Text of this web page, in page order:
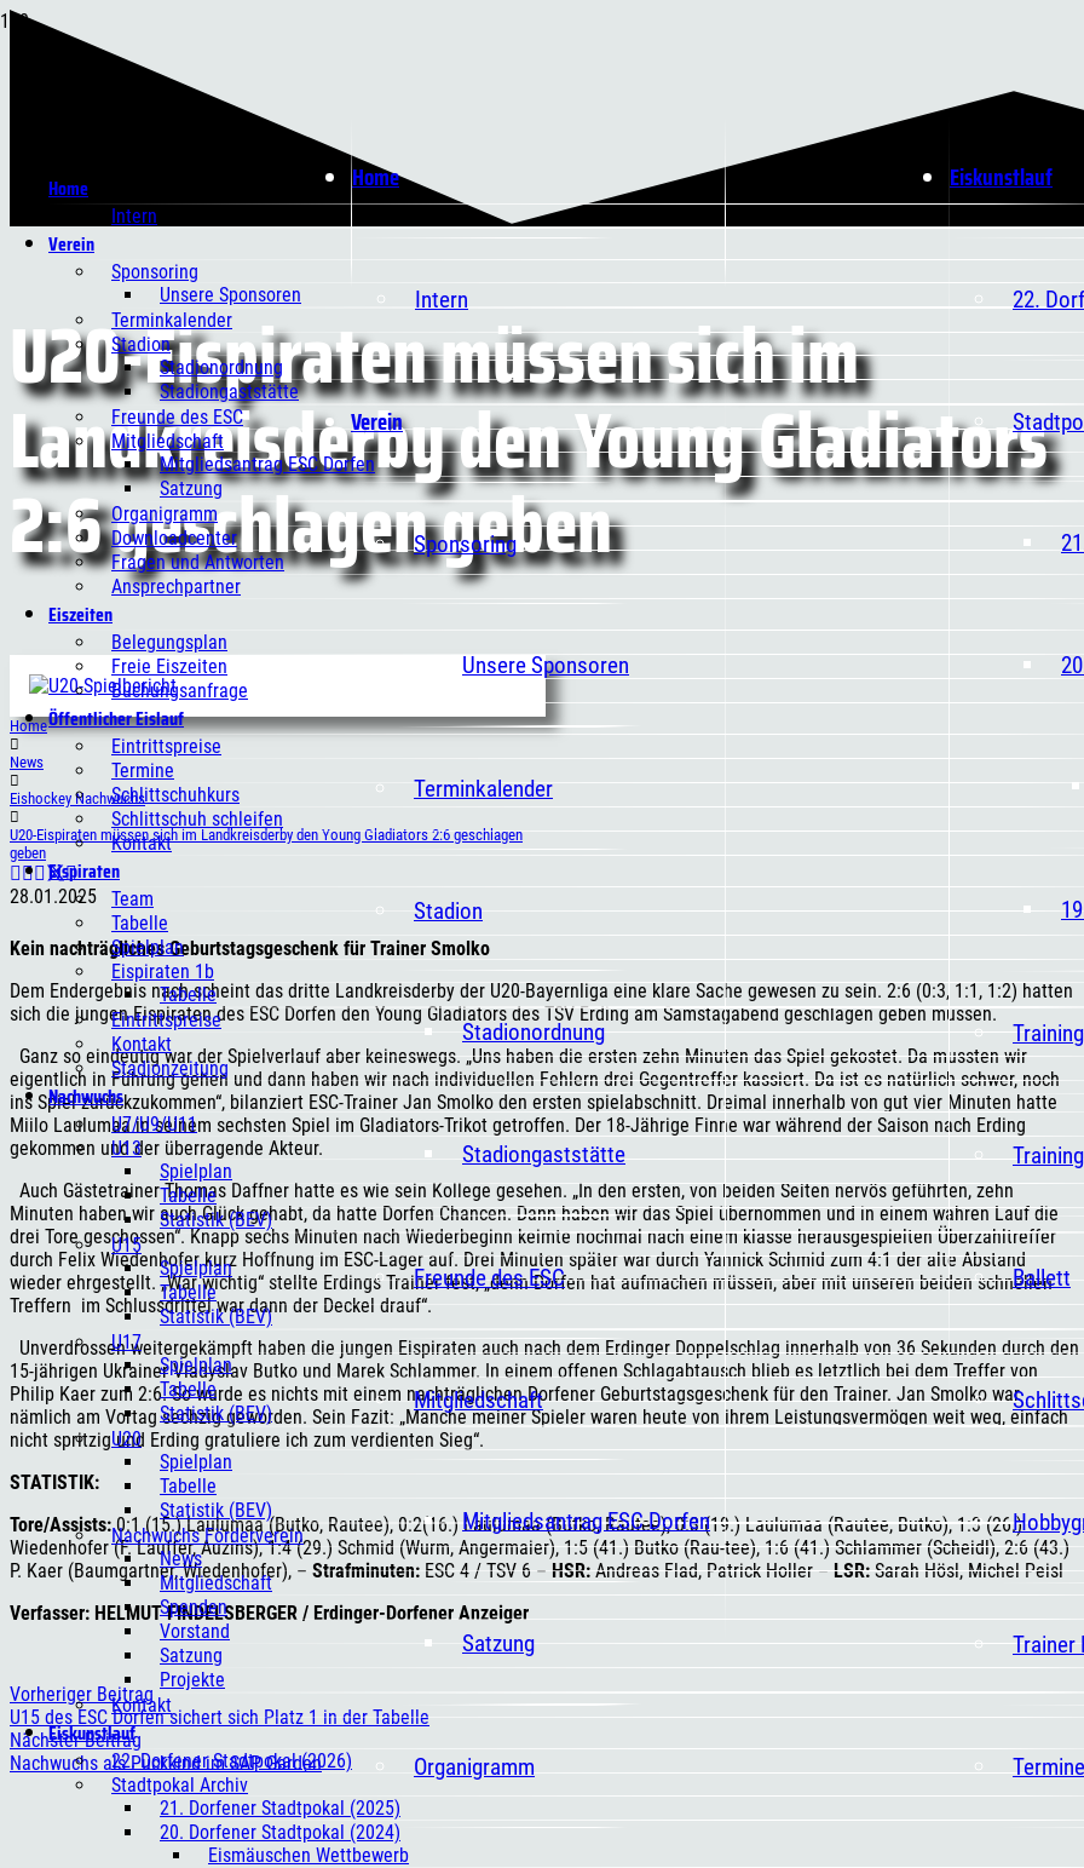
Eiskunstlauf
22.
Ballett
Trainer
Termine
Home
Intern
Verein
Sponsoring
Unsere Sponsoren
Terminkalender
Stadion
Stadionordnung
Stadiongaststätte
Freunde des ESC
Mitgliedschaft
Mitgliedsantrag ESC Dorfen
Satzung
Organigramm
Home
Intern
Verein
Sponsoring
Unsere Sponsoren
Terminkalender
Stadion
Stadionordnung
Stadiongaststätte
Freunde des ESC
Mitgliedschaft
Mitgliedsantrag ESC Dorfen
Satzung
Organigramm
Downloadcenter
Fragen und Antworten
Ansprechpartner
Eiszeiten
Belegungsplan
Freie Eiszeiten
Buchungsanfrage
Öffentlicher Eislauf
Eintrittspreise
Termine
Schlittschuhkurs
Schlittschuh schleifen
Kontakt
Eispiraten
Team
Tabelle
Spielplan
Eispiraten 1b
Tabelle
Eintrittspreise
Kontakt
Stadionzeitung
Nachwuchs
U7/U9/U11
U13
Spielplan
Tabelle
Statistik (BEV)
U15
Spielplan
Tabelle
Statistik (BEV)
U17
Spielplan
Tabelle
Statistik (BEV)
U20
Spielplan
Tabelle
Statistik (BEV)
Nachwuchs Förderverein
News
Mitgliedschaft
Spenden
Vorstand
Satzung
Projekte
Kontakt
Eiskunstlauf
22. Dorfener Stadtpokal (2026)
Stadtpokal Archiv
21. Dorfener Stadtpokal (2025)
20. Dorfener Stadtpokal (2024)
Eismäuschen Wettbewerb
U20-Eispiraten müssen sich im
Landkreisderby den Young Gladiators
2:6 geschlagen geben
Home
News
Eishockey Nachwuchs
U20-Eispiraten müssen sich im Landkreisderby den Young Gladiators 2:6 geschlagen
geben
28.01.2025
Kein nachträgliches Geburtstagsgeschenk für Trainer Smolko
Dem Endergebnis nach scheint das dritte Landkreisderby der U20-Bayernliga eine klare Sache gewesen zu sein. 2:6 (0:3, 1:1, 1:2) hatten
sich die jungen Eispiraten des ESC Dorfen den Young Gladiators des TSV Erding am Samstagabend geschlagen geben müssen.
Ganz so eindeutig war der Spielverlauf aber keineswegs. „Uns haben die ersten zehn Minuten das Spiel gekostet. Da mussten wir
eigentlich in Führung gehen und dann haben wir nach individuellen Fehlern drei Gegentreffer kassiert. Da ist es natürlich schwer, noch
ins Spiel zurückzukommen“, bilanziert ESC-Trainer Jan Smolko den ersten spielabschnitt. Dreimal innerhalb von gut vier Minuten hatte
Miilo Laulumaa in seinem sechsten Spiel im Gladiators-Trikot getroffen. Der 18-Jährige Finne war während der Saison nach Erding
gekommen und der überragende Akteur.
Auch Gästetrainer Thomas Daffner hatte es wie sein Kollege gesehen. „In den ersten, von beiden Seiten nervös geführten, zehn
Minuten haben wir auch Glück gehabt, da hatte Dorfen Chancen. Dann haben wir das Spiel übernommen und in einem wahren Lauf die
drei Tore geschossen“. Knapp sechs Minuten nach Wiederbeginn keimte nochmal nach einem klasse herausgespielten Überzahltreffer
durch Felix Wiedenhofer kurz Hoffnung im ESC-Lager auf. Drei Minuten später war durch Yannick Schmid zum 4:1 der alte Abstand
wieder ehrgestellt. „War wichtig“ stellte Erdings Trainer fest, „denn Dorfen hat aufmachen müssen, aber mit unseren beiden schnellen
Treffern im Schlussdrittel war dann der Deckel drauf“.
Unverdrossen weitergekämpft haben die jungen Eispiraten auch nach dem Erdinger Doppelschlag innerhalb von 36 Sekunden durch den
15-jährigen Ukrainer Vladyslav Butko und Marek Schlammer. In einem offenen Schlagabtausch blieb es letztlich bei dem Treffer von
Philip Kaer zum 2:6. So wurde es nichts mit einem nachträglichen Dorfener Geburtstagsgeschenk für den Trainer. Jan Smolko war
nämlich am Vortag sechzig geworden. Sein Fazit: „Manche meiner Spieler waren heute von ihrem Leistungsvermögen weit weg, einfach
nicht spritzig und Erding gratuliere ich zum verdienten Sieg“.
STATISTIK:
Tore/Assists:0:1 (15.) Laulumaa (Butko, Rautee), 0:2(16.) Laulumaa (Butko, Rautee), 0:3 (19.) Laulumaa (Rautee, Butko), 1:3 (26.)
Wiedenhofer (F. Lauffer, Auzins), 1:4 (29.) Schmid (Wurm, Angermaier), 1:5 (41.) Butko (Rau-tee), 1:6 (41.) Schlammer (Scheidl), 2:6 (43.)
P. Kaer (Baumgartner, Wiedenhofer), – Strafminuten: ESC 4 / TSV 6 – HSR: Andreas Flad, Patrick Holler –LSR:Sarah Hösl, Michel Peisl
Verfasser: HELMUT FINDELSBERGER / Erdinger-Dorfener Anzeiger
Vorheriger Beitrag
U15 des ESC Dorfen sichert sich Platz 1 in der Tabelle
Nächster Beitrag
Nachwuchs als Puckkind im SAP Garden